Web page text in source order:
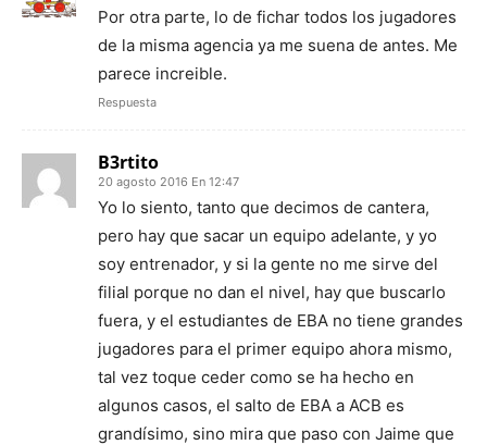
Por otra parte, lo de fichar todos los jugadores
de la misma agencia ya me suena de antes. Me
parece increible.
Respuesta
B3rtito
20 agosto 2016 En 12:47
Yo lo siento, tanto que decimos de cantera,
pero hay que sacar un equipo adelante, y yo
soy entrenador, y si la gente no me sirve del
filial porque no dan el nivel, hay que buscarlo
fuera, y el estudiantes de EBA no tiene grandes
jugadores para el primer equipo ahora mismo,
tal vez toque ceder como se ha hecho en
algunos casos, el salto de EBA a ACB es
grandísimo, sino mira que paso con Jaime que